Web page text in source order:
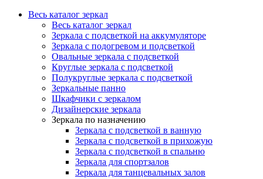
Весь каталог зеркал
Весь каталог зеркал
Зеркала с подсветкой на аккумуляторе
Зеркала с подогревом и подсветкой
Овальные зеркала с подсветкой
Круглые зеркала с подсветкой
Полукруглые зеркала с подсветкой
Зеркальные панно
Шкафчики с зеркалом
Дизайнерские зеркала
Зеркала по назначению
Зеркала с подсветкой в ванную
Зеркала с подсветкой в прихожую
Зеркала с подсветкой в спальню
Зеркала для спортзалов
Зеркала для танцевальных залов